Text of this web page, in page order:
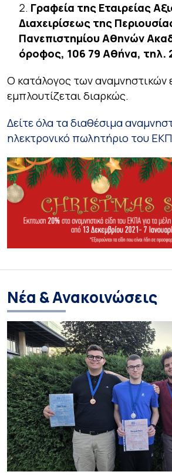
Γραφεία της Εταιρείας
Διαχειρίσεως της
Πανεπιστημίου Αθηνών
όροφος, 106 79 Αθήνα, τηλ.
Ο κατάλογος των αναμνηστικών
εμπλουτίζεται διαρκώς.
Δείτε όλα τα διαθέσιμα
ηλεκτρονικό πωλητήριο του
Νέα & Ανακοινώσεις